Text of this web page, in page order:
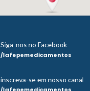
Siga-nos no Facebook
/lafepemedicamentos
inscreva-se em nosso canal